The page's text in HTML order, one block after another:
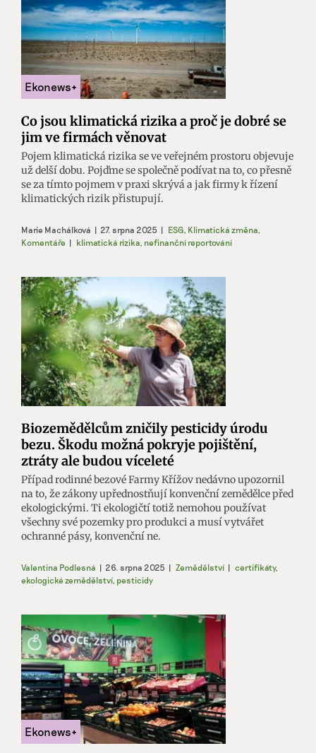
Co jsou klimatická rizika a proč je dobré se
jim ve firmách věnovat
Pojem klimatická rizika se ve veřejném prostoru objevuje
už delší dobu. Pojďme se společně podívat na to, co přesně
se za tímto pojmem v praxi skrývá a jak firmy k řízení
klimatických rizik přistupují.
Marie Machálková | 27. srpna 2025 | ESG, Klimatická změna,
Komentáře | klimatická rizika, nefinanční reportování
Biozemědělcům zničily pesticidy úrodu
bezu. Škodu možná pokryje pojištění,
ztráty ale budou víceleté
Případ rodinné bezové Farmy Křížov nedávno upozornil
na to, že zákony upřednostňují konvenční zemědělce před
ekologickými. Ti ekologičtí totiž nemohou používat
všechny své pozemky pro produkci a musí vytvářet
ochranné pásy, konvenční ne.
Valentina Podlesná | 26. srpna 2025 | Zemědělství | certifikáty,
ekologické zemědělství, pesticidy